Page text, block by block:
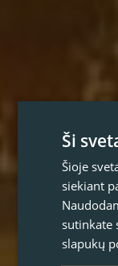
Ši
Šioje
siekiant
sutinkate
slapukų